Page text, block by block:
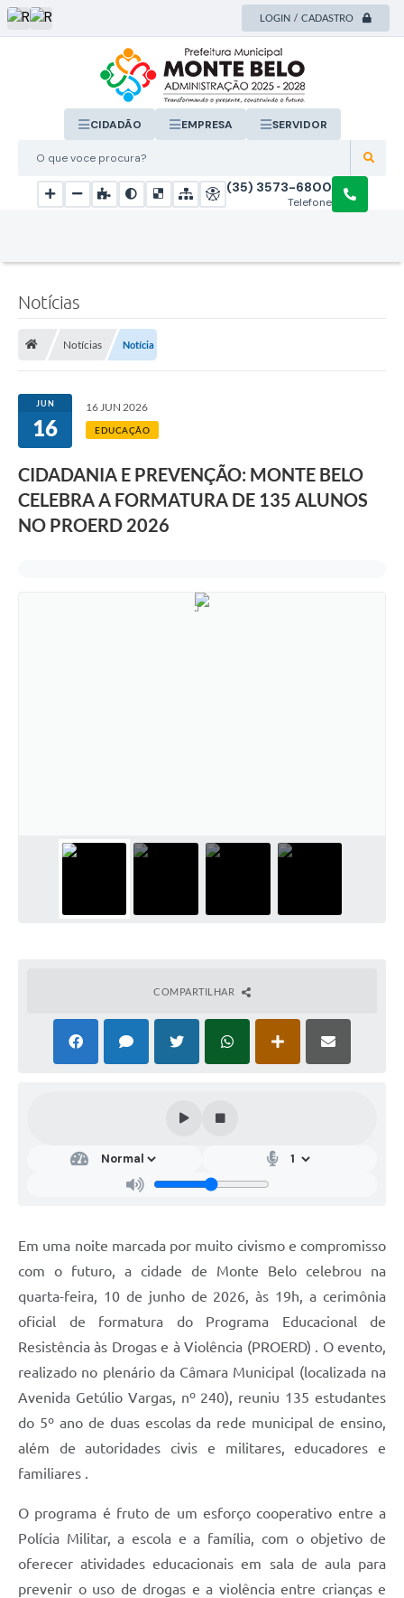
LOGIN / CADASTRO
O que voce procura?
CIDADÃO EMPRESA SERVIDOR
Telefone
(35) 3573-6800
Notícias
Notícias Notícia
JUN
16
16 JUN 2026
EDUCAÇÃO
CIDADANIA E PREVENÇÃO: MONTE BELO
CELEBRA A FORMATURA DE 135 ALUNOS
NO PROERD 2026
COMPARTILHAR
Em uma noite marcada por muito civismo e compromisso
com o futuro, a cidade de Monte Belo celebrou na
quarta-feira, 10 de junho de 2026, às 19h, a cerimônia
oficial de formatura do Programa Educacional de
Resistência às Drogas e à Violência (PROERD) . O evento,
realizado no plenário da Câmara Municipal (localizada na
Avenida Getúlio Vargas, nº 240), reuniu 135 estudantes
do 5º ano de duas escolas da rede municipal de ensino,
além de autoridades civis e militares, educadores e
familiares .
O programa é fruto de um esforço cooperativo entre a
Polícia Militar, a escola e a família, com o objetivo de
oferecer atividades educacionais em sala de aula para
prevenir o uso de drogas e a violência entre crianças e